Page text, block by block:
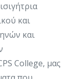
και
και
College, μας